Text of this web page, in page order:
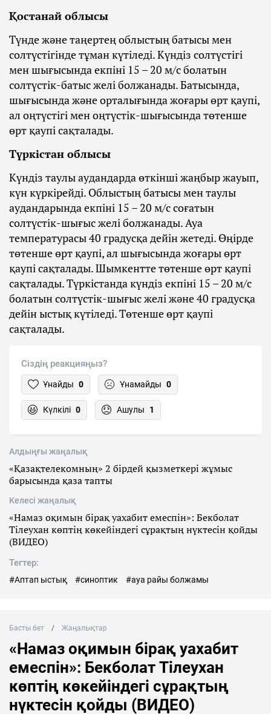
Қостанай облысы
Түнде және таңертең облыстың батысы мен
солтүстігінде тұман күтіледі. Күндіз солтүстігі
мен шығысында екпіні 15 – 20 м/с болатын
солтүстік-батыс желі болжанады. Батысында,
шығысында және орталығында жоғары өрт қаупі,
ал оңтүстігі мен оңтүстік-шығысында төтенше
өрт қаупі сақталады.
Түркістан облысы
Күндіз таулы аудандарда өткінші жаңбыр жауып,
күн күркірейді. Облыстың батысы мен таулы
аудандарында екпіні 15 – 20 м/с соғатын
солтүстік-шығыс желі болжанады. Ауа
температурасы 40 градусқа дейін жетеді. Өңірде
төтенше өрт қаупі, ал шығысында жоғары өрт
қаупі сақталады. Шымкентте төтенше өрт қаупі
сақталады. Түркістанда күндіз екпіні 15 – 20 м/с
болатын солтүстік-шығыс желі және 40 градусқа
дейін ыстық күтіледі. Төтенше өрт қаупі
сақталады.
Сіздің реакцияңыз?
Ұнайды 0 Ұнамайды 0
Күлкілі 0 Ашулы 1
Алдыңғы жаңалық
«Қазақтелекомның» 2 бірдей қызметкері жұмыс
барысында қаза тапты
Келесі жаңалық
«Намаз оқимын бірақ уахабит емеспін»: Бекболат
Тілеухан көптің көкейіндегі сұрақтың нүктесін қойды
(ВИДЕО)
Тегтер:
#Аптап ыстық #синоптик #ауа райы болжамы
Басты бет Жаңалықтар
«Намаз оқимын бірақ уахабит
емеспін»: Бекболат Тілеухан
көптің көкейіндегі сұрақтың
нүктесін қойды (ВИДЕО)